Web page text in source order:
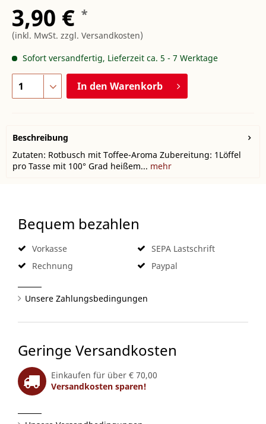
3,90 € *
(inkl. MwSt. zzgl. Versandkosten)
Sofort versandfertig, Lieferzeit ca. 5 - 7 Werktage
In den Warenkorb
Beschreibung
Zutaten: Rotbusch mit Toffee-Aroma Zubereitung: 1Löffel
pro Tasse mit 100° Grad heißem... mehr
Bequem bezahlen
Vorkasse
Rechnung
SEPA Lastschrift
Paypal
Unsere Zahlungsbedingungen
Geringe Versandkosten
Einkaufen für über € 70,00
Versandkosten sparen!